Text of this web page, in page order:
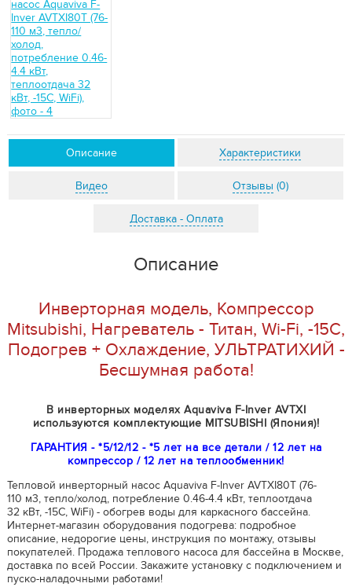
Описание Характеристики
Видео Отзывы (0)
Доставка - Оплата
Описание
Инверторная модель, Компрессор
Mitsubishi, Нагреватель - Титан, Wi-Fi, -15С,
Подогрев + Охлаждение, УЛЬТРАТИХИЙ -
Бесшумная работа!
В инверторных моделях Aquaviva F-Inver AVTXI
используются комплектующие MITSUBISHI (Япония)!
ГАРАНТИЯ - *5/12/12 - *5 лет на все детали / 12 лет на
компрессор / 12 лет на теплообменник!
Тепловой инверторный насос Aquaviva F-Inver AVTXI80Т (76-
110 м3, тепло/холод, потребление 0.46-4.4 кВт, теплоотдача
32 кВт, -15С, WiFi) - обогрев воды для каркасного бассейна.
Интернет-магазин оборудования подогрева: подробное
описание, недорогие цены, инструкция по монтажу, отзывы
покупателей. Продажа теплового насоса для бассейна в Москве,
доставка по всей России. Закажите установку с подключением и
пуско-наладочными работами!